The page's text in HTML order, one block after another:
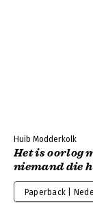
Huib Modderkolk
Het is oorlog
niemand die
Paperback |